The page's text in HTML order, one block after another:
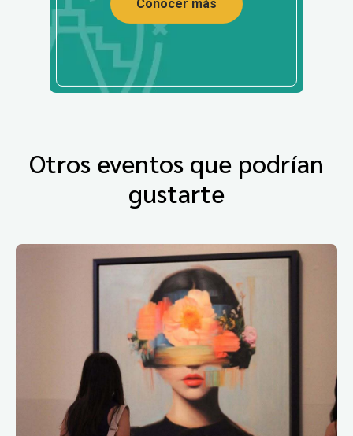
Conocer más
Otros eventos que podrían
gustarte